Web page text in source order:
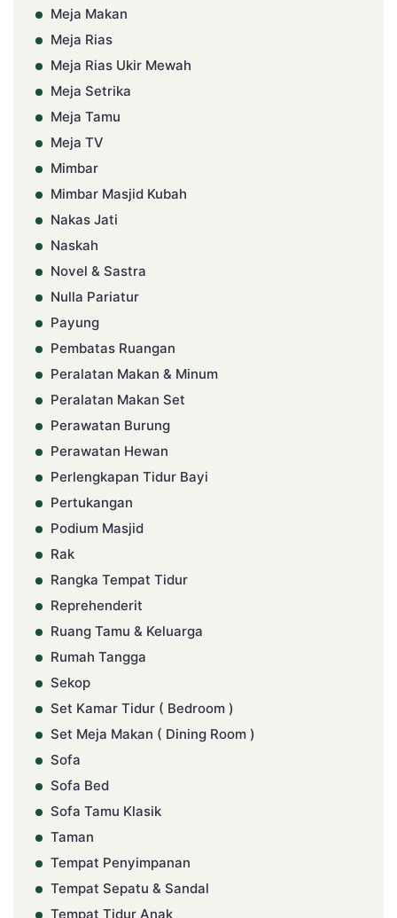
Meja Makan
Meja Rias
Meja Rias Ukir Mewah
Meja Setrika
Meja Tamu
Meja TV
Mimbar
Mimbar Masjid Kubah
Nakas Jati
Naskah
Novel & Sastra
Nulla Pariatur
Payung
Pembatas Ruangan
Peralatan Makan & Minum
Peralatan Makan Set
Perawatan Burung
Perawatan Hewan
Perlengkapan Tidur Bayi
Pertukangan
Podium Masjid
Rak
Rangka Tempat Tidur
Reprehenderit
Ruang Tamu & Keluarga
Rumah Tangga
Sekop
Set Kamar Tidur ( Bedroom )
Set Meja Makan ( Dining Room )
Sofa
Sofa Bed
Sofa Tamu Klasik
Taman
Tempat Penyimpanan
Tempat Sepatu & Sandal
Tempat Tidur Anak